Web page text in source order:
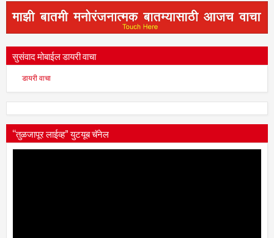
सुसंवाद मोबाईल डायरी वाचा
“तुळजापूर लाईव्ह” युटयूब चॅनेल